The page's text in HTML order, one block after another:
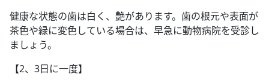
健康な状態の歯は白く、艶があります。歯の根元や表面が
茶色や緑に変色している場合は、早急に動物病院を受診し
ましょう。
【2、3日に一度】